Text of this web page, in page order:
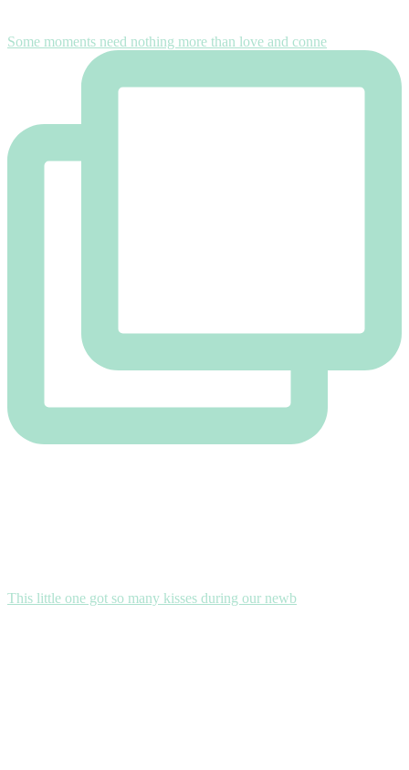
Some moments need nothing more than love and conne
This little one got so many kisses during our newb